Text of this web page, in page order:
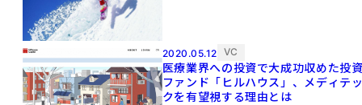
2020.05.12 VC
医療業界への投資で大成功収めた投
ファンド「ヒルハウス」、メディテ
クを有望視する理由とは